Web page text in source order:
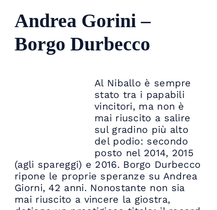
Andrea Gorini –
Borgo Durbecco
Al Niballo è sempre
stato tra i papabili
vincitori, ma non è
mai riuscito a salire
sul gradino più alto
del podio: secondo
posto nel 2014, 2015
(agli spareggi) e 2016. Borgo Durbecco
ripone le proprie speranze su Andrea
Giorni, 42 anni. Nonostante non sia
mai riuscito a vincere la giostra,